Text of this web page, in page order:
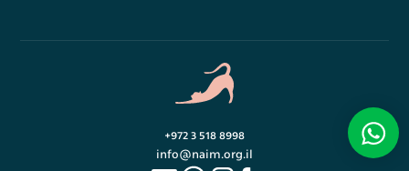
+972 3 518 8998
info@naim.org.il